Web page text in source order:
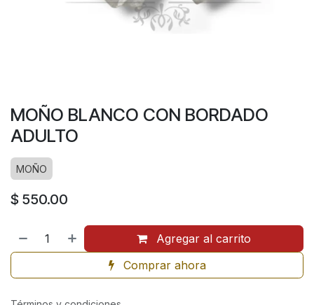
MOÑO BLANCO CON BORDADO
ADULTO
MOÑO
$ 550.00
Agregar al carrito
Comprar ahora